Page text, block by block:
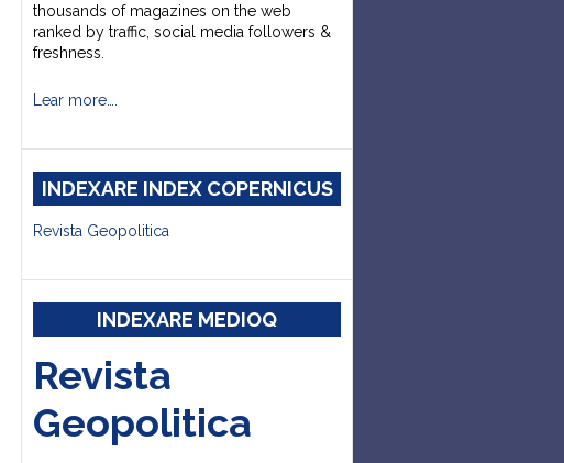
thousands of magazines on the web
ranked by traffic, social media followers &
freshness.
Lear more….
INDEXARE INDEX COPERNICUS
Revista Geopolitica
INDEXARE MEDIOQ
Revista
Geopolitica